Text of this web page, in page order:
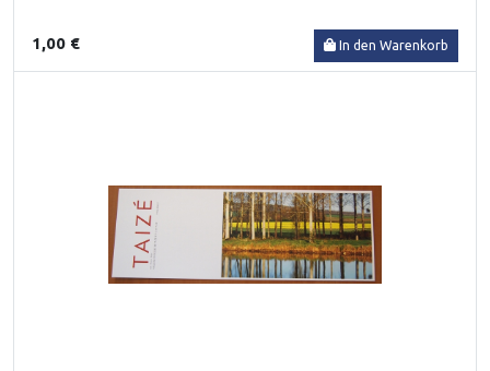
1,00 € In den Warenkorb